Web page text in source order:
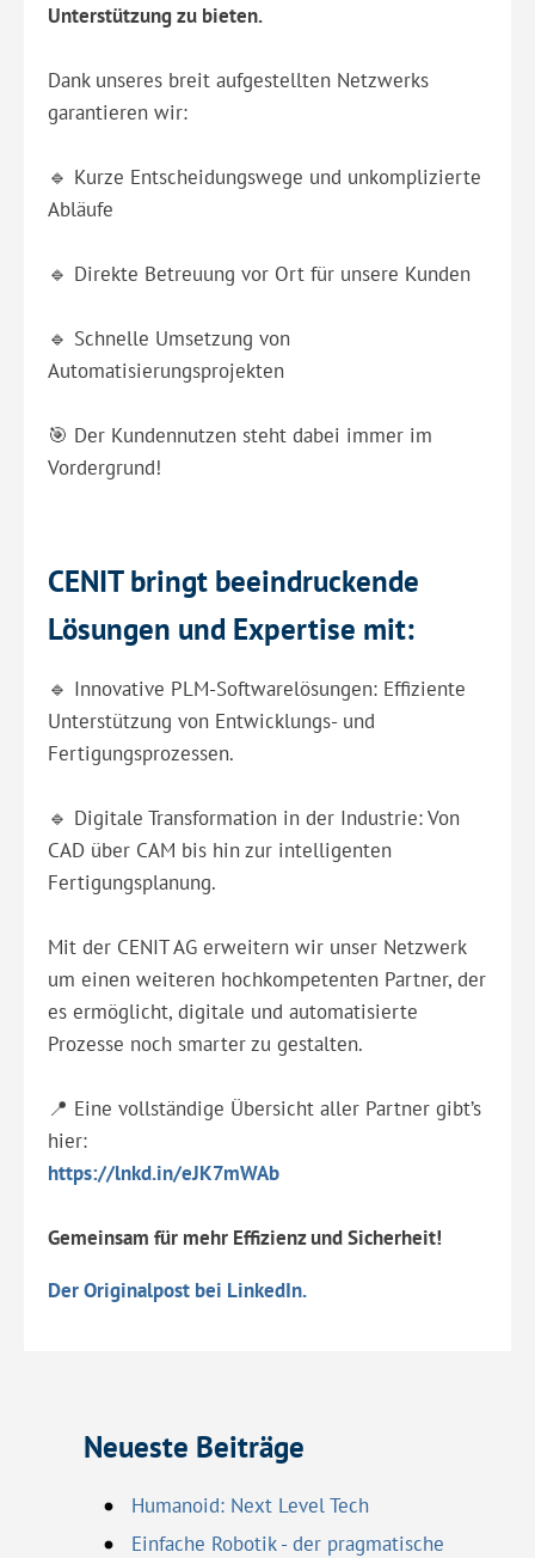
Unterstützung zu bieten.
Dank unseres breit aufgestellten Netzwerks
garantieren wir:
🔹 Kurze Entscheidungswege und unkomplizierte
Abläufe
🔹 Direkte Betreuung vor Ort für unsere Kunden
🔹 Schnelle Umsetzung von
Automatisierungsprojekten
🎯 Der Kundennutzen steht dabei immer im
Vordergrund!
CENIT bringt beeindruckende
Lösungen und Expertise mit:
🔹 Innovative PLM-Softwarelösungen: Effiziente
Unterstützung von Entwicklungs- und
Fertigungsprozessen.
🔹 Digitale Transformation in der Industrie: Von
CAD über CAM bis hin zur intelligenten
Fertigungsplanung.
Mit der CENIT AG erweitern wir unser Netzwerk
um einen weiteren hochkompetenten Partner, der
es ermöglicht, digitale und automatisierte
Prozesse noch smarter zu gestalten.
📍 Eine vollständige Übersicht aller Partner gibt’s
hier:
https://lnkd.in/eJK7mWAb
Gemeinsam für mehr Effizienz und Sicherheit!
Der Originalpost bei LinkedIn.
Neueste Beiträge
Humanoid: Next Level Tech
Einfache Robotik - der pragmatische